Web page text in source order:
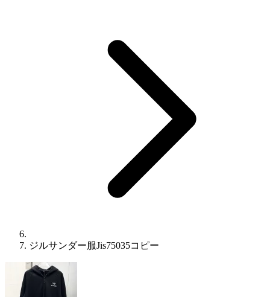
ジルサンダー服Jis75035コピー